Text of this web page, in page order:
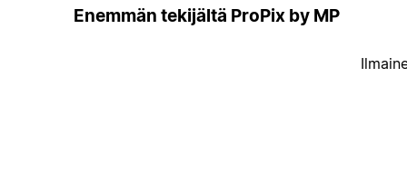
Enemmän tekijältä ProPix by MP